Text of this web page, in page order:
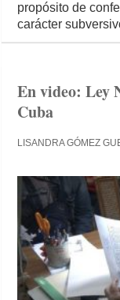
propósito de
carácter
En video: Ley
Cuba
LISANDRA GÓMEZ